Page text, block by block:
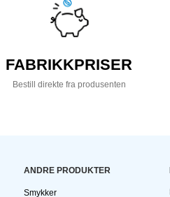
FABRIKKPRISER
Bestill direkte fra produsenten
ANDRE PRODUKTER
Smykker